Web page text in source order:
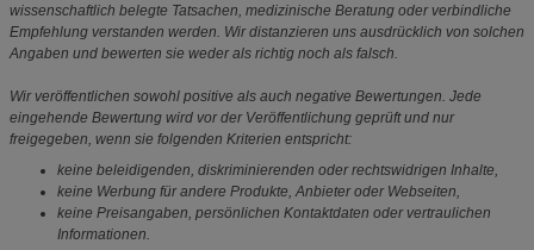
wissenschaftlich belegte Tatsachen, medizinische Beratung oder verbindliche
Empfehlung verstanden werden. Wir distanzieren uns ausdrücklich von solchen
Angaben und bewerten sie weder als richtig noch als falsch.
Wir veröffentlichen sowohl positive als auch negative Bewertungen. Jede
eingehende Bewertung wird vor der Veröffentlichung geprüft und nur
freigegeben, wenn sie folgenden Kriterien entspricht:
keine beleidigenden, diskriminierenden oder rechtswidrigen Inhalte,
keine Werbung für andere Produkte, Anbieter oder Webseiten,
keine Preisangaben, persönlichen Kontaktdaten oder vertraulichen
Informationen.